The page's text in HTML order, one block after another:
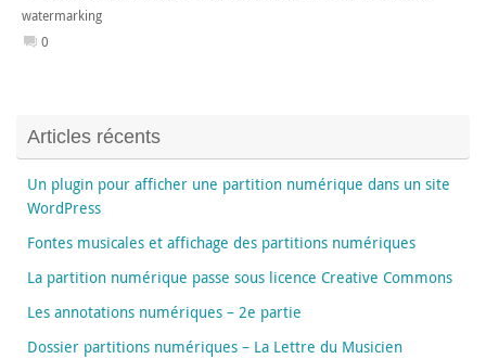
watermarking
0
Articles récents
Un plugin pour afficher une partition numérique dans un site
WordPress
Fontes musicales et affichage des partitions numériques
La partition numérique passe sous licence Creative Commons
Les annotations numériques – 2e partie
Dossier partitions numériques – La Lettre du Musicien